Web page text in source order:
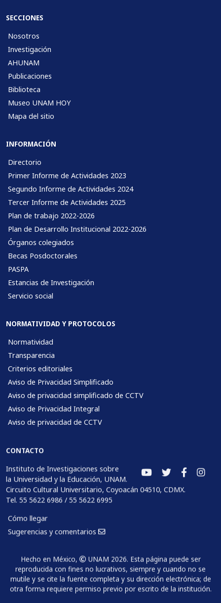
SECCIONES
Nosotros
Investigación
AHUNAM
Publicaciones
Biblioteca
Museo UNAM HOY
Mapa del sitio
INFORMACIÓN
Directorio
Primer Informe de Actividades 2023
Segundo Informe de Actividades 2024
Tercer Informe de Actividades 2025
Plan de trabajo 2022-2026
Plan de Desarrollo Institucional 2022-2026
Órganos colegiados
Becas Posdoctorales
PASPA
Estancias de Investigación
Servicio social
NORMATIVIDAD Y PROTOCOLOS
Normatividad
Transparencia
Criterios editoriales
Aviso de Privacidad Simplificado
Aviso de privacidad simplificado de CCTV
Aviso de Privacidad Integral
Aviso de privacidad de CCTV
CONTACTO
Instituto de Investigaciones sobre
la Universidad y la Educación, UNAM.
Circuito Cultural Universitario, Coyoacán 04510, CDMX.
Tel. 55 5622 6986 / 55 5622 6995
Cómo llegar
Sugerencias y comentarios
Hecho en México,
UNAM 2026. Esta página puede ser
reproducida con fines no lucrativos, siempre y cuando no se
mutile y se cite la fuente completa y su dirección electrónica; de
otra forma requiere permiso previo por escrito de la institución.